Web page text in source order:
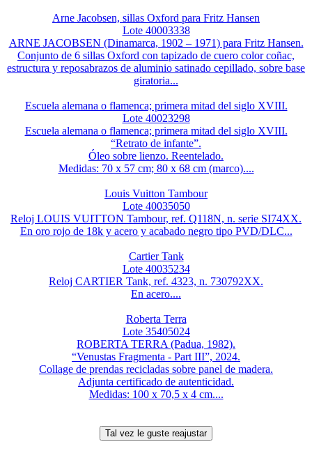
Arne Jacobsen, sillas Oxford para Fritz Hansen
Lote 40003338
ARNE JACOBSEN (Dinamarca, 1902 – 1971) para Fritz Hansen.
Conjunto de 6 sillas Oxford con tapizado de cuero color coñac,
estructura y reposabrazos de aluminio satinado cepillado, sobre base
giratoria...
Escuela alemana o flamenca; primera mitad del siglo XVIII.
Lote 40023298
Escuela alemana o flamenca; primera mitad del siglo XVIII.
“Retrato de infante”.
Óleo sobre lienzo. Reentelado.
Medidas: 70 x 57 cm; 80 x 68 cm (marco)....
Louis Vuitton Tambour
Lote 40035050
Reloj LOUIS VUITTON Tambour, ref. Q118N, n. serie SI74XX.
En oro rojo de 18k y acero y acabado negro tipo PVD/DLC...
Cartier Tank
Lote 40035234
Reloj CARTIER Tank, ref. 4323, n. 730792XX.
En acero....
Roberta Terra
Lote 35405024
ROBERTA TERRA (Padua, 1982).
“Venustas Fragmenta - Part III”, 2024.
Collage de prendas recicladas sobre panel de madera.
Adjunta certificado de autenticidad.
Medidas: 100 x 70,5 x 4 cm....